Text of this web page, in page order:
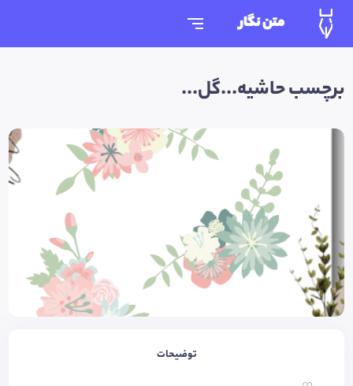
متن نگار
برچسب حاشیه...گل...
توضیحات